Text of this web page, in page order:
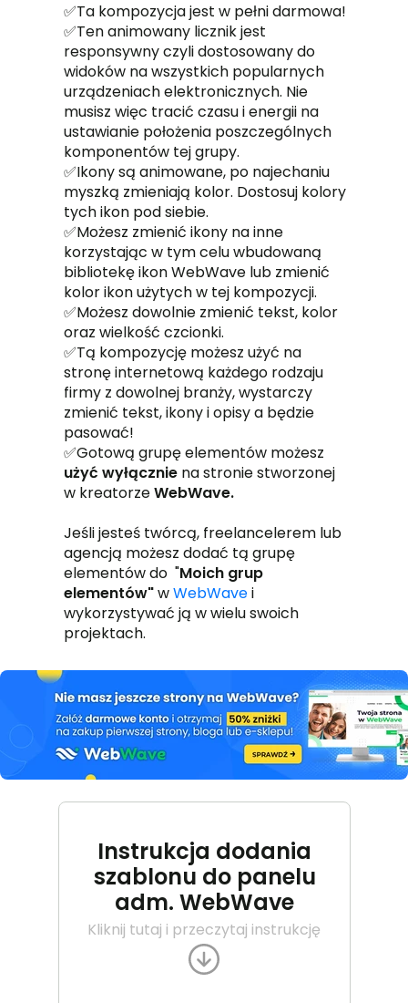
✅Ta kompozycja jest w pełni darmowa!
✅Ten animowany licznik jest
responsywny czyli dostosowany do
widoków na wszystkich popularnych
urządzeniach elektronicznych. Nie
musisz więc tracić czasu i energii na
ustawianie położenia poszczególnych
komponentów tej grupy.
✅Ikony są animowane, po najechaniu
myszką zmieniają kolor. Dostosuj kolory
tych ikon pod siebie.
✅Możesz zmienić ikony na inne
korzystając w tym celu wbudowaną
bibliotekę ikon WebWave lub zmienić
kolor ikon użytych w tej kompozycji.
✅Możesz dowolnie zmienić tekst, kolor
oraz wielkość czcionki.
✅Tą kompozycję możesz użyć na
stronę internetową każdego rodzaju
firmy z dowolnej branży, wystarczy
zmienić tekst, ikony i opisy a będzie
pasować!
✅Gotową grupę elementów możesz
użyć wyłącznie na stronie stworzonej
w kreatorzeWebWave.
Jeśli jesteś twórcą, freelancelerem lub
agencją możesz dodać tą grupę
elementów do "Moich grup
elementów"wWebWavei
wykorzystywać ją w wielu swoich
projektach.
Instrukcja dodania
szablonu do panelu
adm. WebWave
Kliknij tutaj i przeczytaj instrukcję